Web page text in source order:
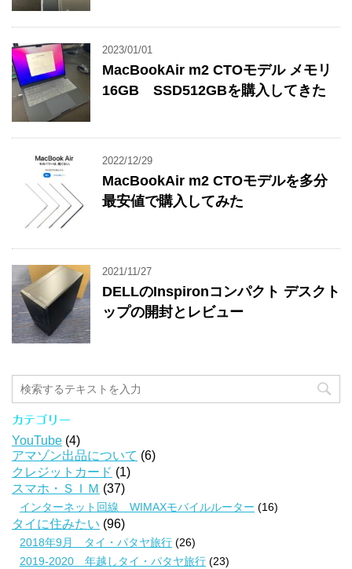
2023/01/01
MacBookAir m2 CTOモデル メモリ
16GB SSD512GBを購入してきた
2022/12/29
MacBookAir m2 CTOモデルを多分
最安値で購入してみた
2021/11/27
DELLのInspironコンパクト デスクト
ップの開封とレビュー
カテゴリー
YouTube (4)
アマゾン出品について (6)
クレジットカード (1)
スマホ・ＳＩＭ (37)
インターネット回線 WIMAXモバイルルーター (16)
タイに住みたい (96)
2018年9月 タイ・パタヤ旅行 (26)
2019-2020 年越しタイ・パタヤ旅行 (23)